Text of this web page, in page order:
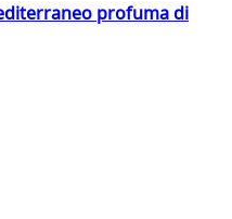
profuma di